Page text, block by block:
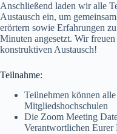
Anschließend laden wir alle
Austausch ein, um
erörtern sowie Erfahrungen
Minuten angesetzt. Wir
konstruktiven Austausch!
Teilnahme:
Teilnehmen können
Mitgliedshochschulen
Die Zoom Meeting
Verantwortlichen Eurer